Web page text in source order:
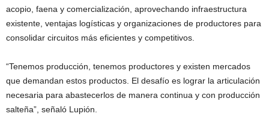
acopio, faena y comercialización, aprovechando infraestructura
existente, ventajas logísticas y organizaciones de productores para
consolidar circuitos más eficientes y competitivos.
“Tenemos producción, tenemos productores y existen mercados
que demandan estos productos. El desafío es lograr la articulación
necesaria para abastecerlos de manera continua y con producción
salteña”, señaló Lupión.